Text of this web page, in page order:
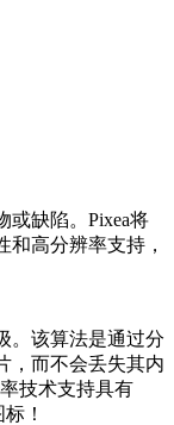
或缺陷。Pixea将
高分辨率支持，
。该算法是通过分
，而不会丢失其内
技术支持具有
！